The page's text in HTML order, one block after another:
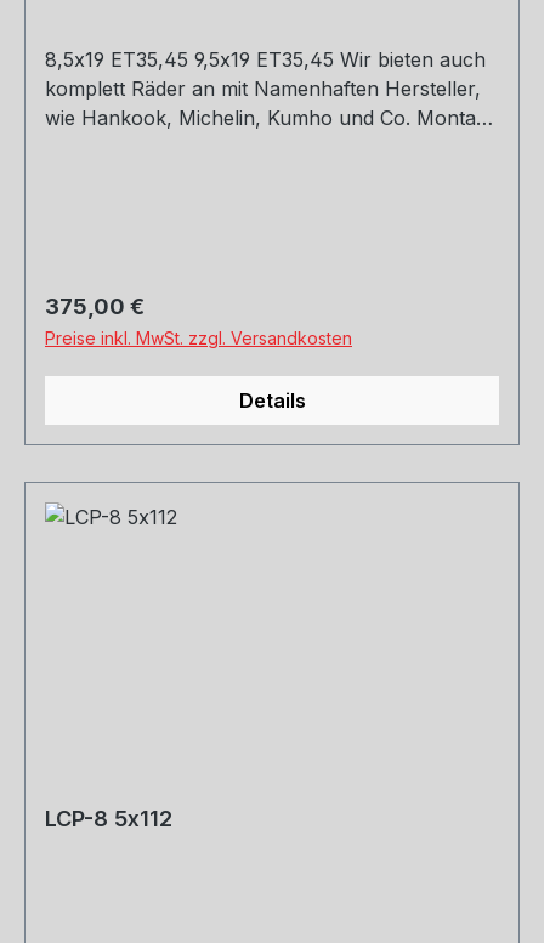
8,5x19 ET35,45 9,5x19 ET35,45 Wir bieten auch
komplett Räder an mit Namenhaften Hersteller,
wie Hankook, Michelin, Kumho und Co. Montage
Regulärer Preis:
375,00 €
Preise inkl. MwSt. zzgl. Versandkosten
Details
LCP-8 5x112